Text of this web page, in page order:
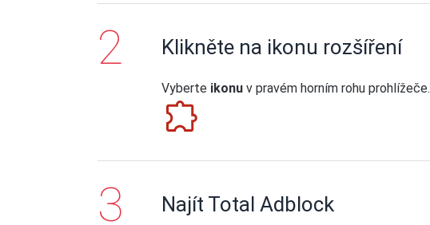
Klikněte na ikonu rozšíření
Vyberte ikonu v pravém horním rohu prohlížeče.
Najít Total Adblock